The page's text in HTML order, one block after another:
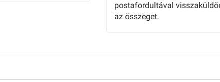
postafordultával
az összeget.